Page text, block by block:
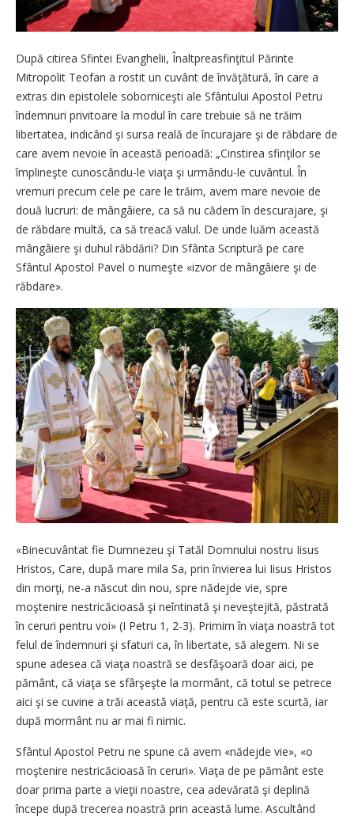
După citirea Sfintei Evanghelii, Înaltpreasfinţitul Părinte
Mitropolit Teofan a rostit un cuvânt de învăţătură, în care a
extras din epistolele soborniceşti ale Sfântului Apostol Petru
îndemnuri privitoare la modul în care trebuie să ne trăim
libertatea, indicând şi sursa reală de încurajare şi de răbdare de
care avem nevoie în această perioadă: „Cinstirea sfinţilor se
împlineşte cunoscându-le viaţa şi urmându-le cuvântul. În
vremuri precum cele pe care le trăim, avem mare nevoie de
două lucruri: de mângâiere, ca să nu cădem în descurajare, şi
de răbdare multă, ca să treacă valul. De unde luăm această
mângâiere şi duhul răbdării? Din Sfânta Scriptură pe care
Sfântul Apostol Pavel o numeşte «izvor de mângâiere şi de
răbdare».
«Binecuvântat fie Dumnezeu şi Tatăl Domnului nostru Iisus
Hristos, Care, după mare mila Sa, prin învierea lui Iisus Hristos
din morţi, ne-a născut din nou, spre nădejde vie, spre
moştenire nestricăcioasă şi neîntinată şi neveştejită, păstrată
în ceruri pentru voi» (I Petru 1, 2-3). Primim în viaţa noastră tot
felul de îndemnuri şi sfaturi ca, în libertate, să alegem. Ni se
spune adesea că viaţa noastră se desfăşoară doar aici, pe
pământ, că viaţa se sfârşeşte la mormânt, că totul se petrece
aici şi se cuvine a trăi această viaţă, pentru că este scurtă, iar
după mormânt nu ar mai fi nimic.
Sfântul Apostol Petru ne spune că avem «nădejde vie», «o
moştenire nestricăcioasă în ceruri». Viaţa de pe pământ este
doar prima parte a vieţii noastre, cea adevărată şi deplină
începe după trecerea noastră prin această lume. Ascultând